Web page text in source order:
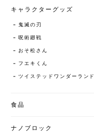
キャラクターグッズ
鬼滅の刃
呪術廻戦
おそ松さん
フエキくん
ツイステッドワンダーランド
食品
ナノブロック